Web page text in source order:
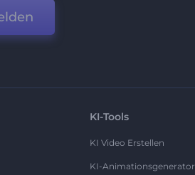
KI-Tools
KI Video Erstellen
KI-Animationsgenerator